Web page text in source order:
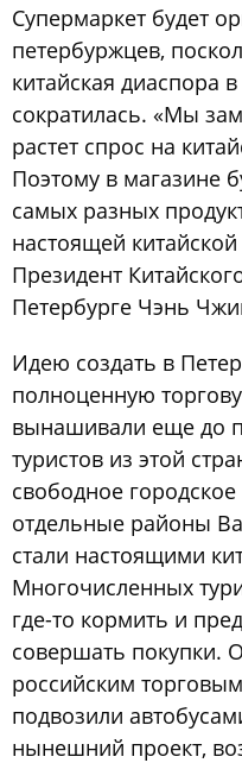
Супермаркет будет
петербуржцев,
китайская диаспора
сократилась. «Мы
растет спрос на
Поэтому в магазине
самых разных
настоящей
Президент
Петербурге Чэнь
Идею создать в
полноценную
вынашивали еще до
туристов из этой
свободное городское
отдельные районы
стали настоящими
Многочисленных
где-то кормить и
совершать покупки.
российским
подвозили
нынешний проект,